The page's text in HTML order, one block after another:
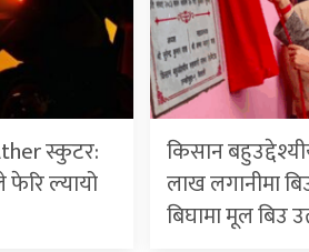
स्कुटर:
ल्यायो
किसान
लाख लगानीमा
बिघामा मूल बिउ